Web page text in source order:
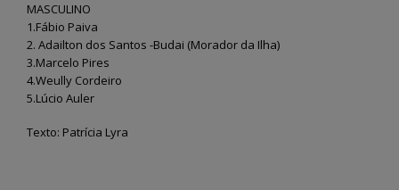
MASCULINO
1.Fábio Paiva
2. Adailton dos Santos -Budai (Morador da Ilha)
3.Marcelo Pires
4.Weully Cordeiro
5.Lúcio Auler
Texto: Patrícia Lyra